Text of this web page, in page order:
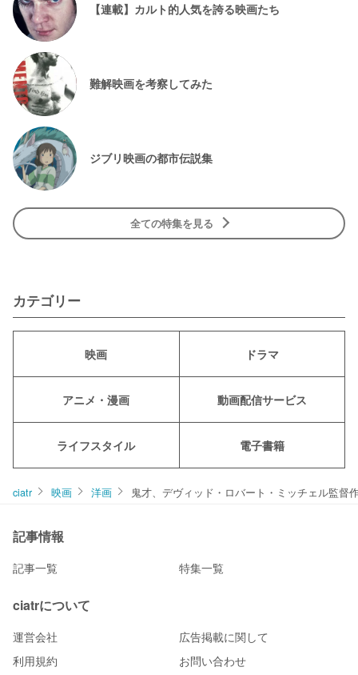
【連載】カルト的人気を誇る映画たち
難解映画を考察してみた
ジブリ映画の都市伝説集
全ての特集を見る
カテゴリー
映画 ドラマ
アニメ・漫画 動画配信サービス
ライフスタイル 電子書籍
ciatr 映画 洋画 鬼才、デヴィッド・ロバート・ミッチェル監督
記事情報
記事一覧 特集一覧
ciatrについて
運営会社
広告掲載に関して
利用規約
お問い合わせ